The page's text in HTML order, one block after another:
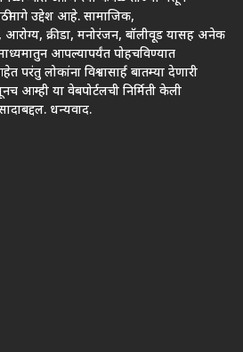
उद्देश आहे. सामाजिक,
क्रीडा, मनोरंजन, बॉलीवूड यासह अनेक
माध्यमातुन आपल्यापर्यंत पोहचविण्यात
लोकांना विश्वासार्ह बातम्या देणारी
या वेबपोर्टलची निर्मिती केली
धन्यवाद.